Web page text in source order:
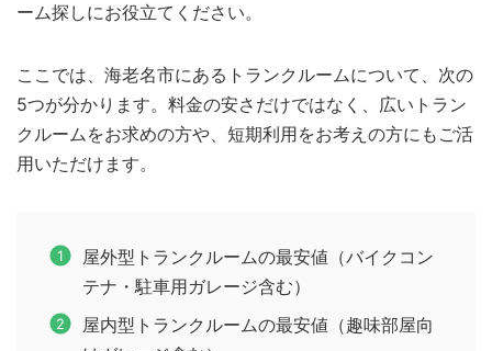
ーム探しにお役立てください。
ここでは、海老名市にあるトランクルームについて、次の
5つが分かります。料金の安さだけではなく、広いトラン
クルームをお求めの方や、短期利用をお考えの方にもご活
用いただけます。
屋外型トランクルームの最安値（バイクコン
テナ・駐車用ガレージ含む）
屋内型トランクルームの最安値（趣味部屋向